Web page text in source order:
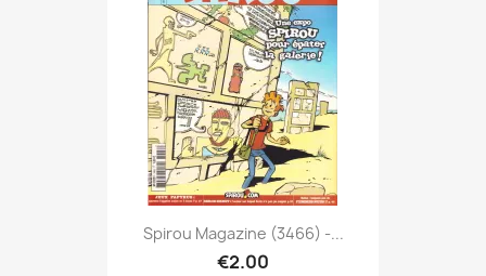
Spirou Magazine (3466) -...
€2.00